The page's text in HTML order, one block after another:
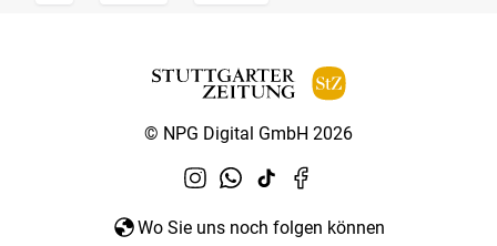
© NPG Digital GmbH 2026
Wo Sie uns noch folgen können